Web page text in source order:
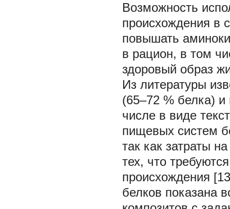
Возможность
происхождения в
повышать
в рацион, в том
здоровый образ
Из литературы
(65–72 % белка)
числе в виде
пищевых систем
так как затраты
тех, что
происхождения
белков показана